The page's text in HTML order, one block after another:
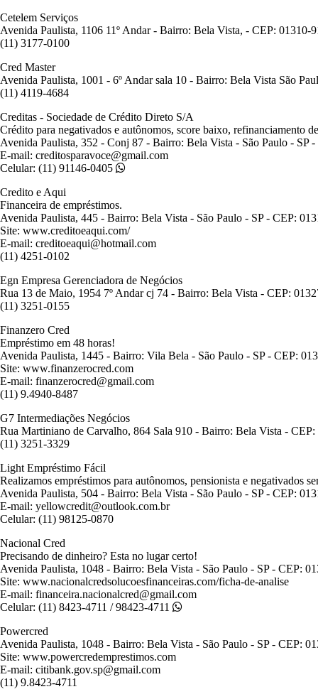
Cetelem Serviços
Avenida Paulista, 1106 11º Andar - Bairro: Bela Vista, - CEP: 01310-
(11) 3177-0100
Cred Master
Avenida Paulista, 1001 - 6º Andar sala 10 - Bairro: Bela Vista São
(11) 4119-4684
Creditas - Sociedade de Crédito Direto S/A
Crédito para negativados e autônomos, score baixo, refinanciamento
Avenida Paulista, 352 - Conj 87 - Bairro: Bela Vista - São Paulo - SP
E-mail: creditosparavoce@gmail.com
Celular: (11) 91146-0405
Credito e Aqui
Financeira de empréstimos.
Avenida Paulista, 445 - Bairro: Bela Vista - São Paulo - SP - CEP:
Site: www.creditoeaqui.com/
E-mail: creditoeaqui@hotmail.com
(11) 4251-0102
Egn Empresa Gerenciadora de Negócios
Rua 13 de Maio, 1954 7º Andar cj 74 - Bairro: Bela Vista - CEP:
(11) 3251-0155
Finanzero Cred
Empréstimo em 48 horas!
Avenida Paulista, 1445 - Bairro: Vila Bela - São Paulo - SP - CEP:
Site: www.finanzerocred.com
E-mail: finanzerocred@gmail.com
(11) 9.4940-8487
G7 Intermediações Negócios
Rua Martiniano de Carvalho, 864 Sala 910 - Bairro: Bela Vista -
(11) 3251-3329
Light Empréstimo Fácil
Realizamos empréstimos para autônomos, pensionista e negativados
Avenida Paulista, 504 - Bairro: Bela Vista - São Paulo - SP - CEP:
E-mail: yellowcredit@outlook.com.br
Celular: (11) 98125-0870
Nacional Cred
Precisando de dinheiro? Esta no lugar certo!
Avenida Paulista, 1048 - Bairro: Bela Vista - São Paulo - SP - CEP:
Site: www.nacionalcredsolucoesfinanceiras.com/ficha-de-analise
E-mail: financeira.nacionalcred@gmail.com
Celular: (11) 8423-4711 / 98423-4711
Powercred
Avenida Paulista, 1048 - Bairro: Bela Vista - São Paulo - SP - CEP:
Site: www.powercredemprestimos.com
E-mail: citibank.gov.sp@gmail.com
(11) 9.8423-4711